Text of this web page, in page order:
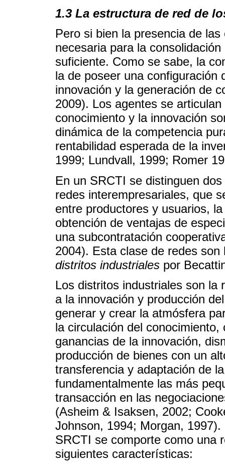
1.3 La estructura de red de
Pero si bien la presencia de
necesaria para la
suficiente. Como se sabe, la
la de poseer una configuración
innovación y la generación de
2009). Los agentes se
conocimiento y la innovación
dinámica de la competencia
rentabilidad esperada de la
1999; Lundvall, 1999; Romer
En un SRCTI se distinguen
redes interempresariales, que
entre productores y usuarios,
obtención de ventajas de
una subcontratación
2004). Esta clase de redes
distritos industriales por
Los distritos industriales son la
a la innovación y producción
generar y crear la atmósfera
la circulación del
ganancias de la innovación,
producción de bienes con un
transferencia y adaptación de
fundamentalmente las más
transacción en las
(Asheim & Isaksen, 2002;
Johnson, 1994; Morgan,
SRCTI se comporte como una
siguientes características: